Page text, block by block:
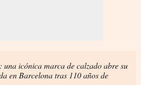
una icónica marca de calzado abre su
en Barcelona tras 110 años de